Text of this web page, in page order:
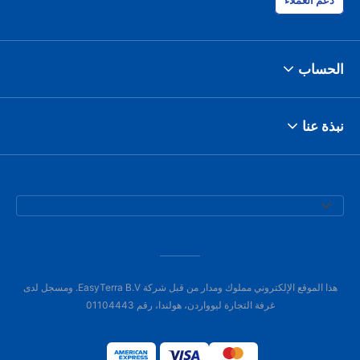
الحساب
نبذة عنا
هذا الموقع الإلكتروني مملوك ومدار من قبل شركة EasyTerra B.V. ومسجل لدى
غرفة التجارة ليوواردن، هولندا، رقم 01104443